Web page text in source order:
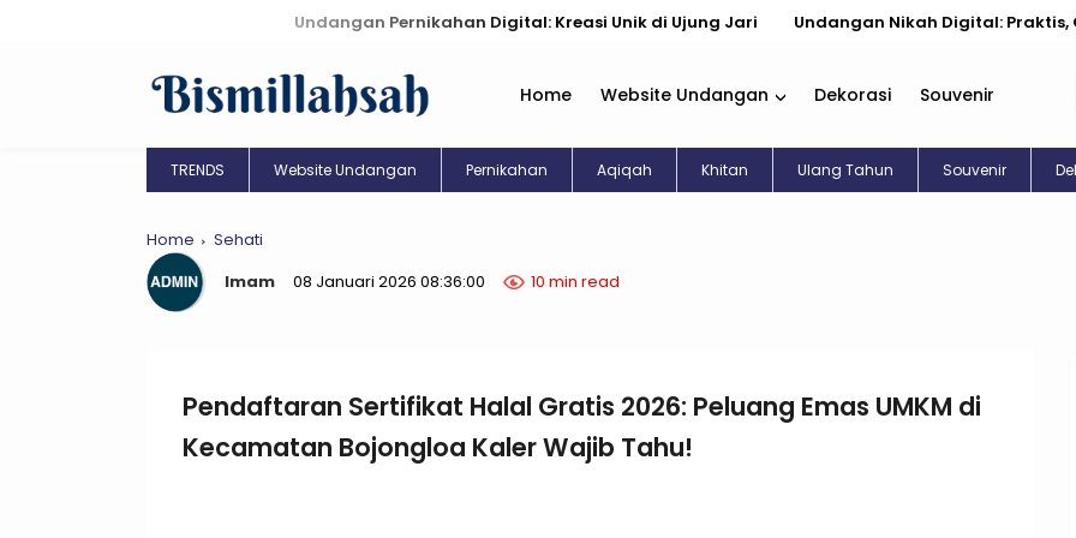
Undangan Pernikahan Digital: Kreasi Unik di Ujung Jari Undangan Nikah Digital: Praktis, Cantik,
Home Website Undangan Dekorasi Souvenir
TRENDS Website Undangan Pernikahan Aqiqah Khitan Ulang Tahun Souvenir
Home
Sehati
Imam
08 Januari 2026 08:36:00 10 min read
Pendaftaran Sertifikat Halal Gratis 2026: Peluang Emas UMKM di
Kecamatan Bojongloa Kaler Wajib Tahu!